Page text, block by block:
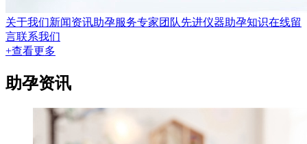
关于我们新闻资讯助孕服务专家团队先进仪器助孕知识在线留
言联系我们
+查看更多
助孕资讯